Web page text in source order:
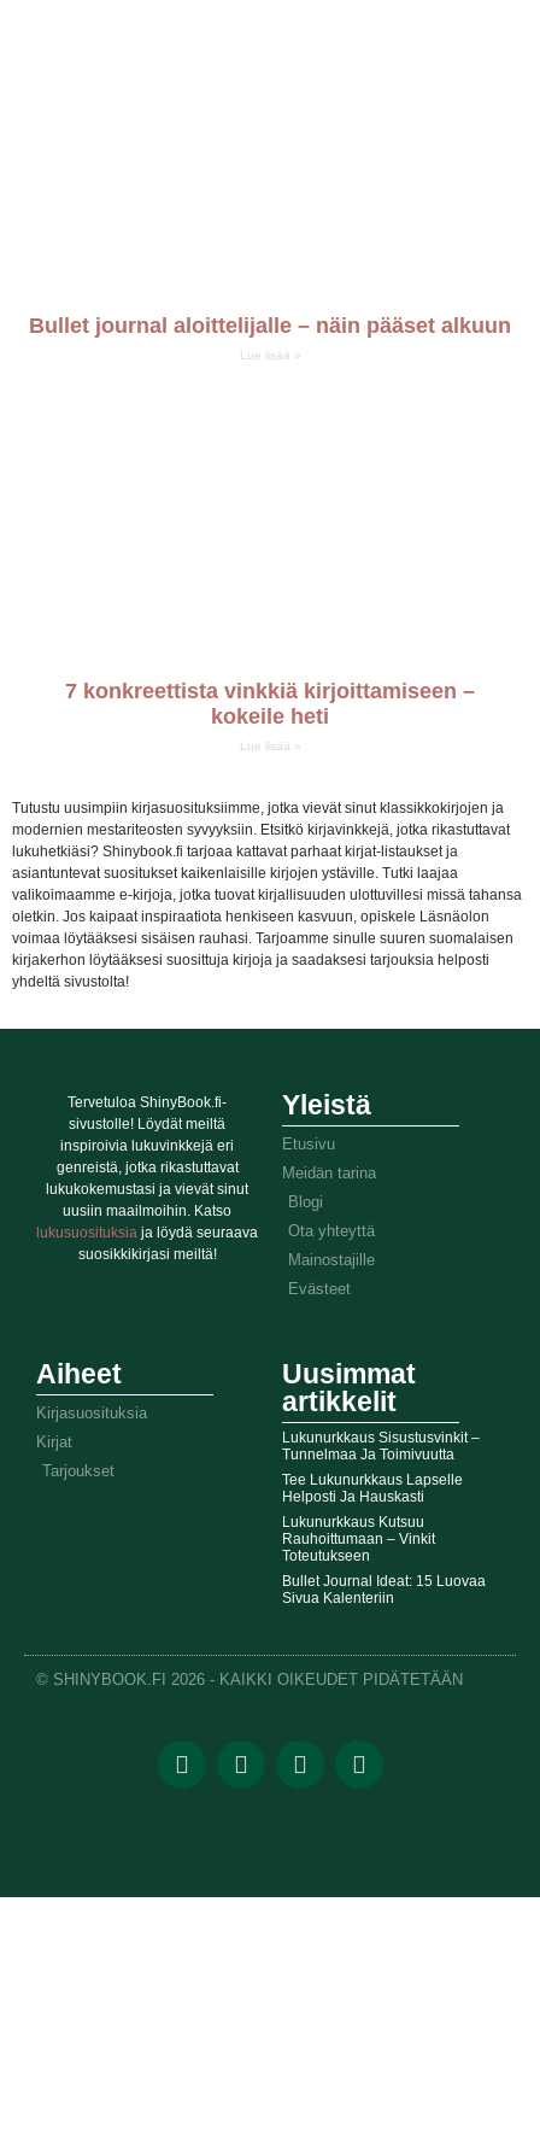
Bullet journal aloittelijalle – näin pääset alkuun
Lue lisää »
7 konkreettista vinkkiä kirjoittamiseen –
kokeile heti
Lue lisää »
Tutustu uusimpiin kirjasuosituksiimme, jotka vievät sinut klassikkokirjojen ja
modernien mestariteosten syvyyksiin. Etsitkö kirjavinkkejä, jotka rikastuttavat
lukuhetkiäsi? Shinybook.fi tarjoaa kattavat parhaat kirjat-listaukset ja
asiantuntevat suositukset kaikenlaisille kirjojen ystäville. Tutki laajaa
valikoimaamme e-kirjoja, jotka tuovat kirjallisuuden ulottuvillesi missä tahansa
oletkin. Jos kaipaat inspiraatiota henkiseen kasvuun, opiskele Läsnäolon
voimaa löytääksesi sisäisen rauhasi. Tarjoamme sinulle suuren suomalaisen
kirjakerhon löytääksesi suosittuja kirjoja ja saadaksesi tarjouksia helposti
yhdeltä sivustolta!
Tervetuloa ShinyBook.fi-
sivustolle! Löydät meiltä
inspiroivia lukuvinkkejä eri
genreistä, jotka rikastuttavat
lukukokemustasi ja vievät sinut
uusiin maailmoihin. Katso
lukusuosituksia ja löydä seuraava
suosikkikirjasi meiltä!
Yleistä
Etusivu
Meidän tarina
Blogi
Ota yhteyttä
Mainostajille
Evästeet
Aiheet
Kirjasuosituksia
Kirjat
Tarjoukset
Uusimmat
artikkelit
Lukunurkkaus Sisustusvinkit –
Tunnelmaa Ja Toimivuutta
Tee Lukunurkkaus Lapselle
Helposti Ja Hauskasti
Lukunurkkaus Kutsuu
Rauhoittumaan – Vinkit
Toteutukseen
Bullet Journal Ideat: 15 Luovaa
Sivua Kalenteriin
© SHINYBOOK.FI 2026 - KAIKKI OIKEUDET PIDÄTETÄÄN